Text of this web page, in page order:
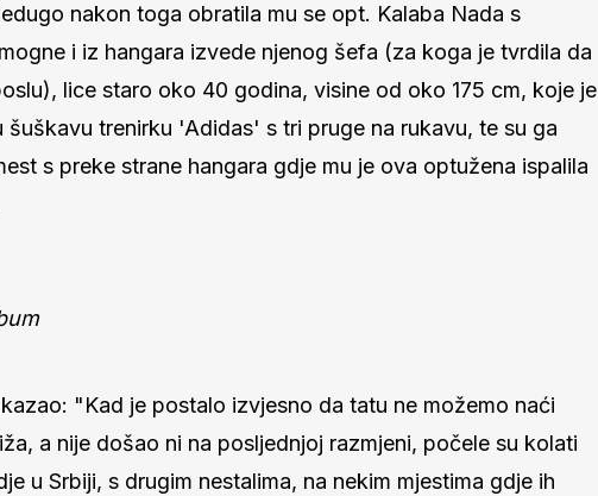
nakon toga obratila mu se opt. Kalaba Nada s
i iz hangara izvede njenog šefa (za koga je tvrdila da
lice staro oko 40 godina, visine od oko 175 cm, koje je
šuškavu trenirku 'Adidas' s tri pruge na rukavu, te su ga
s preke strane hangara gdje mu je ova optužena ispalila
"Kad je postalo izvjesno da tatu ne možemo naći
a nije došao ni na posljednjoj razmjeni, počele su kolati
u Srbiji, s drugim nestalima, na nekim mjestima gdje ih